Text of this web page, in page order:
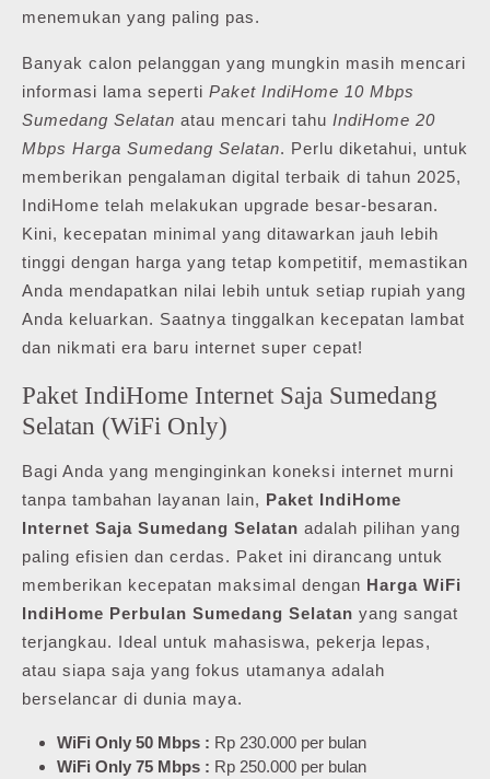
menemukan yang paling pas.
Banyak calon pelanggan yang mungkin masih mencari
informasi lama seperti Paket IndiHome 10 Mbps
Sumedang Selatan atau mencari tahu IndiHome 20
Mbps Harga Sumedang Selatan. Perlu diketahui, untuk
memberikan pengalaman digital terbaik di tahun 2025,
IndiHome telah melakukan upgrade besar-besaran.
Kini, kecepatan minimal yang ditawarkan jauh lebih
tinggi dengan harga yang tetap kompetitif, memastikan
Anda mendapatkan nilai lebih untuk setiap rupiah yang
Anda keluarkan. Saatnya tinggalkan kecepatan lambat
dan nikmati era baru internet super cepat!
Paket IndiHome Internet Saja Sumedang
Selatan (WiFi Only)
Bagi Anda yang menginginkan koneksi internet murni
tanpa tambahan layanan lain, Paket IndiHome
Internet Saja Sumedang Selatan adalah pilihan yang
paling efisien dan cerdas. Paket ini dirancang untuk
memberikan kecepatan maksimal dengan Harga WiFi
IndiHome Perbulan Sumedang Selatan yang sangat
terjangkau. Ideal untuk mahasiswa, pekerja lepas,
atau siapa saja yang fokus utamanya adalah
berselancar di dunia maya.
WiFi Only 50 Mbps : Rp 230.000 per bulan
WiFi Only 75 Mbps : Rp 250.000 per bulan